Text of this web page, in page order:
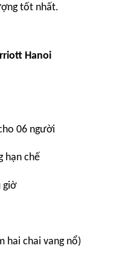
tốt nhất.
Hanoi
06 người
hạn chế
giờ
hai chai vang nổ)